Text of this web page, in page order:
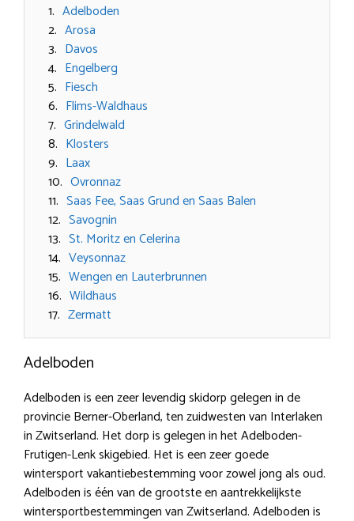
Adelboden
Arosa
Davos
Engelberg
Fiesch
Flims-Waldhaus
Grindelwald
Klosters
Laax
Ovronnaz
Saas Fee, Saas Grund en Saas Balen
Savognin
St. Moritz en Celerina
Veysonnaz
Wengen en Lauterbrunnen
Wildhaus
Zermatt
Adelboden
Adelboden is een zeer levendig skidorp gelegen in de
provincie Berner-Oberland, ten zuidwesten van Interlaken
in Zwitserland. Het dorp is gelegen in het Adelboden-
Frutigen-Lenk skigebied. Het is een zeer goede
wintersport vakantiebestemming voor zowel jong als oud.
Adelboden is één van de grootste en aantrekkelijkste
wintersportbestemmingen van Zwitserland. Adelboden is